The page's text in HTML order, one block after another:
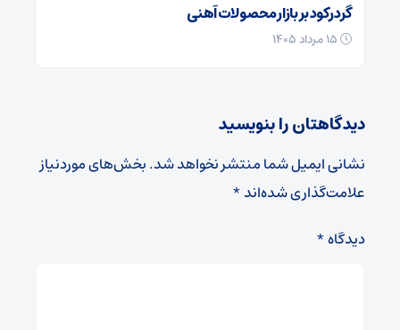
گرد رکود بر بازار محصولات آهنی
دیدگاهتان را بنویسید
نشانی ایمیل شما منتشر نخواهد شد.بخش‌های موردنیاز
علامت‌گذاری شده‌اند*
دیدگاه*